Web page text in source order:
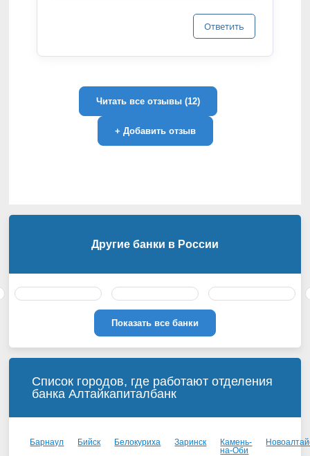
Ответить
Читать все отзывы (12)
+ Добавить отзыв
Другие банки в России
Показать все банки
Список городов, где работают отделения
банка Алтайкапиталбанк
Барнаул Бийск Белокуриха Заринск
Камень-
на-Оби